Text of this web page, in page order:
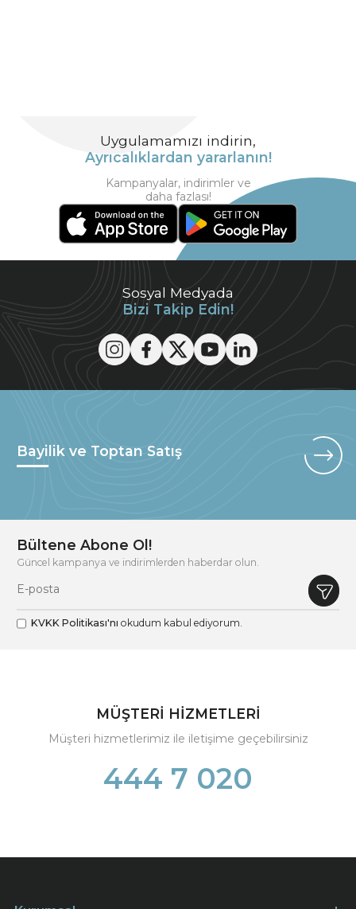
Sosyal Medyada
Bizi Takip Edin!
Uygulamamızı indirin,
Ayrıcalıklardan yararlanın!
Kampanyalar, indirimler ve
daha fazlası!
Bayilik ve Toptan Satış
Bültene Abone Ol!
Güncel kampanya ve indirimlerden haberdar olun.
KVKK Politikası'nı okudum kabul ediyorum.
MÜŞTERİ HİZMETLERİ
Müşteri hizmetlerimiz ile iletişime geçebilirsiniz
444 7 020